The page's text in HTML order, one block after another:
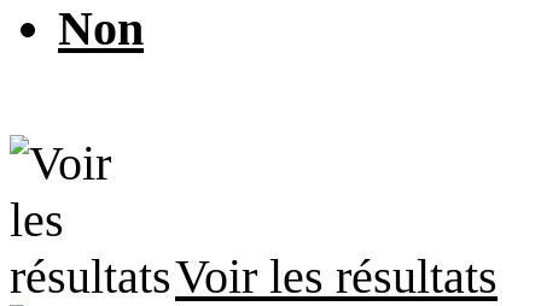
Non
Voir les résultats